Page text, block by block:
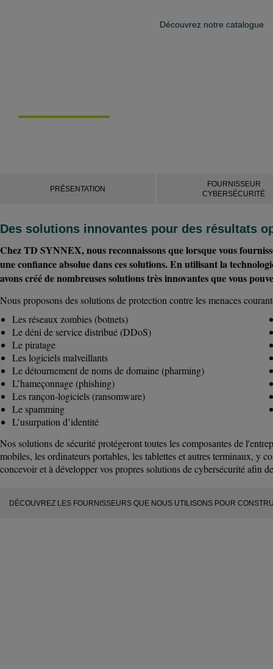
Découvrez notre catalogue
PRÉSENTATION
FOURNISSEUR
CYBERSÉCURITÉ
Des solutions innovantes pour des résultats
Chez TD SYNNEX, nous reconnaissons que lorsque vous
une confiance absolue dans ces solutions. En utilisant la
avons créé de nombreuses solutions très innovantes que vous
Nous proposons des solutions de protection contre les menaces
Les réseaux zombies (botnets)
Le déni de service distribué (DDoS)
Le piratage
Les logiciels malveillants
Le détournement de noms de domaine (pharming)
L’hameçonnage (phishing)
Les rançon-logiciels (ransomware)
Le spamming
L’usurpation d’identité
Nos solutions de sécurité protégeront toutes les composantes de
mobiles, les ordinateurs portables, les tablettes et autres terminaux, y
concevoir et à développer vos propres solutions de cybersécurité afin
DÉCOUVREZ LES FOURNISSEURS QUE NOUS UTILISONS POUR